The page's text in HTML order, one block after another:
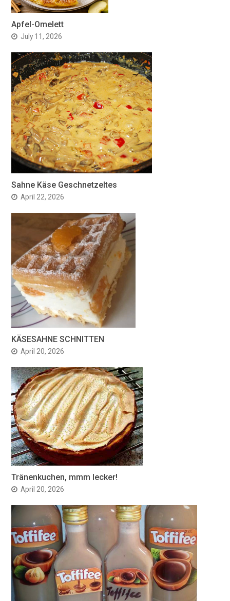
Apfel-Omelett
July 11, 2026
Sahne Käse Geschnetzeltes
April 22, 2026
KÄSESAHNE SCHNITTEN
April 20, 2026
Tränenkuchen, mmm lecker!
April 20, 2026